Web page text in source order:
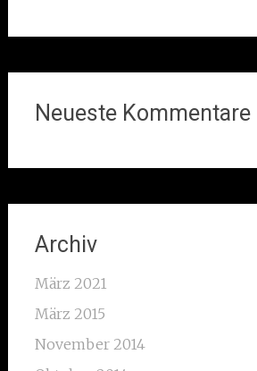
Neueste Kommentare
Archiv
März 2021
März 2015
November 2014